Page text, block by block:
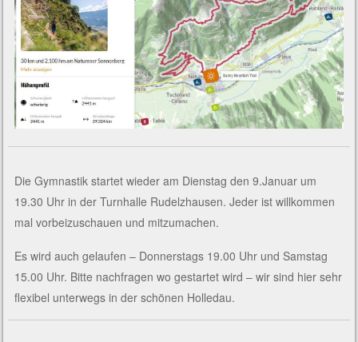
Die Gymnastik startet wieder am Dienstag den 9.Januar um
19.30 Uhr in der Turnhalle Rudelzhausen. Jeder ist willkommen
mal vorbeizuschauen und mitzumachen.
Es wird auch gelaufen – Donnerstags 19.00 Uhr und Samstag
15.00 Uhr. Bitte nachfragen wo gestartet wird – wir sind hier sehr
flexibel unterwegs in der schönen Holledau.